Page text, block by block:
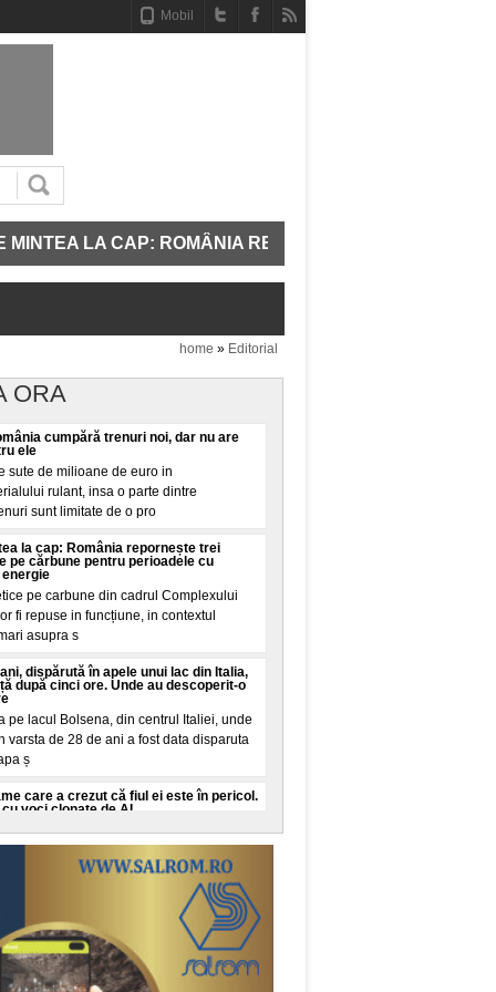
Mobil
CAP: ROMÂNIA REPORNEȘTE TREI UNITĂȚI DE
home » Editorial
ORA
cumpără trenuri noi, dar nu are
ele
sute de milioane de euro in
rulant, insa o parte dintre
sunt limitate de o pro
la cap: România repornește trei
pe cărbune pentru perioadele cu
pe carbune din cadrul Complexului
fi repuse in funcțiune, in contextul
asupra s
dispărută în apele unui lac din Italia,
după cinci ore. Unde au descoperit-o
pe lacul Bolsena, din centrul Italiei, unde
varsta de 28 de ani a fost data disparuta
ș
care a crezut că fiul ei este în pericol.
voci clonate de AI
New York, a trait cateva minute de
fiul ei in varsta de 16 ani este in pericol de
de la
româncă o vizită la urgențe în SUA:
la vreo sumă de aia nebună, exact așa
SUA a starnit dezbateri pe TikTok dupa
neașteptata pe care va trebui sa o